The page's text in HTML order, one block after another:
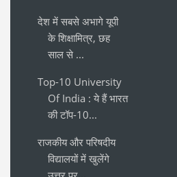
देश में सबसे अभागे यूपी
के शिक्षामित्र, छह
साल से ...
Top-10 University
Of India : ये हैं भारत
की टॉप-10...
राजकीय और परिषदीय
विद्यालयों में खुलेंगे